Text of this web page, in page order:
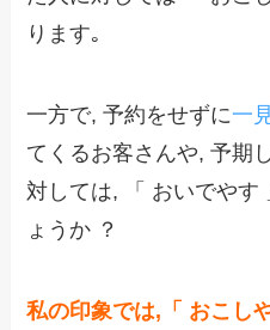
ります｡
一方で, 予約をせずに一
てくるお客さんや, 予期
対しては, 「 おいでやす
ょうか ？
私の印象では,「 おこし